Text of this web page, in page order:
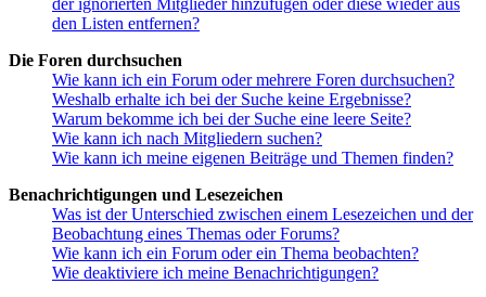
den Listen entfernen?
Die Foren durchsuchen
Wie kann ich ein Forum oder mehrere Foren durchsuchen?
Weshalb erhalte ich bei der Suche keine Ergebnisse?
Warum bekomme ich bei der Suche eine leere Seite?
Wie kann ich nach Mitgliedern suchen?
Wie kann ich meine eigenen Beiträge und Themen finden?
Benachrichtigungen und Lesezeichen
Was ist der Unterschied zwischen einem Lesezeichen und der
Beobachtung eines Themas oder Forums?
Wie kann ich ein Forum oder ein Thema beobachten?
Wie deaktiviere ich meine Benachrichtigungen?